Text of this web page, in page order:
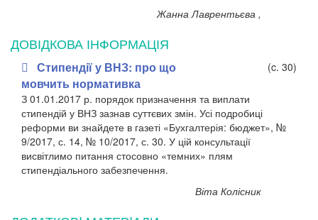
Жанна Лаврентьєва ,
ДОВІДКОВА ІНФОРМАЦІЯ
Стипендії у ВНЗ: про що
мовчить нормативка
(c. 30)
З 01.01.2017 р. порядок призначення та виплати
стипендій у ВНЗ зазнав суттєвих змін. Усі подробиці
реформи ви знайдете в газеті «Бухгалтерія: бюджет», №
9/2017, с. 14, № 10/2017, с. 30. У цій консультації
висвітлимо питання стосовно «темних» плям
стипендіального забезпечення.
Віта Колісник